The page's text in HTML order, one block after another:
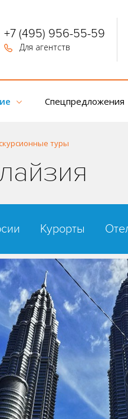
+7 (495) 956-55-59
Для агентств
Спецпредложения
туры
Курорты